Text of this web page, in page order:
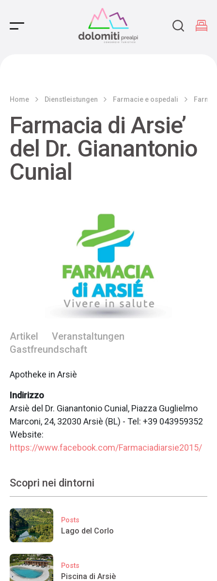
Main Navigation
Home Dienstleistungen Farmacie e ospedali
Farmacia di Arsie’
del Dr. Gianantonio
Cunial
Artikel
Veranstaltungen
Gastfreundschaft
Apotheke in Arsiè
Indirizzo
Arsiè del Dr. Gianantonio Cunial, Piazza Guglielmo
Marconi, 24, 32030 Arsiè (BL) - Tel: +39 043959352
Website:
https://www.facebook.com/Farmaciadiarsie2015/
Scopri nei dintorni
Posts
Lago del Corlo
Posts
Piscina di Arsiè